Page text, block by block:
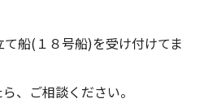
船(１８号船)を受け付けてま
、ご相談ください。